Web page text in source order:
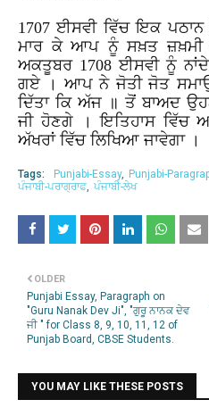
1707ਈਸਵੀ ਵਿੱਚ ਇਕ ਪਠਾਨ
ਮਾਰ ਕੇ ਆਪ ਨੂੰ ਸਖ਼ਤ ਜ਼ਖ਼ਮੀ
ਅਕਤੂਬਰ1708ਈਸਵੀ ਨੂੰ
ਗਏ
। ਆਪ ਨੇ ਜੋਤੀ ਜੋਤ
ਦਿੱਤਾ ਕਿ ਅੱਜ ॥ ਤੋਂ ਬਾਅਦ
ਜੀ ਹੋਣਗੇ । ਇਤਿਹਾਸ ਵਿੱਚ
ਅੱਖਰਾਂ ਵਿੱਚ ਲਿਖਿਆ ਜਾਵੇਗਾ ।
Tags: Punjabi-Essay Punjabi-
ਪੰਜਾਬੀ-ਪਰਾਗ੍ਰਾਫ ਪੰਜਾਬੀ-ਲੇਖ
OLDER
Punjabi Essay, Paragraph on
"Guru Nanak Dev Ji", "ਗੁਰੂ ਨਾਨਕ ਦੇਵ
ਜੀ " for Class 8, 9, 10, 11, 12 of
Punjab Board, CBSE Students.
YOU MAY LIKE THESE POSTS